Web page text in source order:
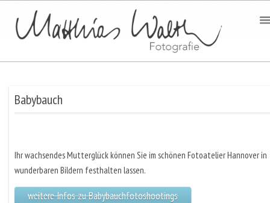
Babybauch
Ihr wachsendes Mutterglück können Sie im schönen Fotoatelier Hannover in
wunderbaren Bildern festhalten lassen.
weitere Infos zu Babybauchfotoshootings